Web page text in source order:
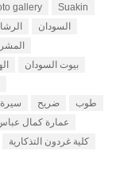
gallery
Suakin
السودان
بيوت السودان
سيرة ضريح
طوب
عمارة كمال
كلية غردون التذكارية